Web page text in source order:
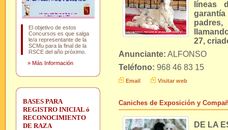
El objetivo de estos
Concursos es que salga
le/a representante de la
SCMu para la final de la
RSCE del año próximo.
» Más Información
BASES PARA
REGISTRO INICIAL ó
RECONOCIMIENTO
DE RAZA
líneas
27,
Anunciante: ALFONSO
Teléfono: 968 46 83 15
Email Visitar web
Caniches de Exposición y
DE LA